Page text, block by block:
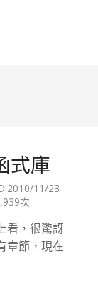
式庫
2010/11/23
次
看，很驚訝
章節，現在